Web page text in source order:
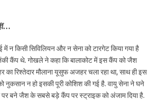
में न किसी सिविलियन और न सेना को टारगेट किया गया है
कैंप थे. गोखले ने कहा कि बालाकोट में इस कैंप को जैश
का रिश्तेदार मौलाना यूसुफ अजहर चला रहा था, साथ ही इस
को नुकसान न हो इसकी पूरी कोशिश की गई है. वायु सेना ने घने
पर बने जैश के सबसे बड़े कैंप पर स्ट्राइक को अंजाम दिया है.